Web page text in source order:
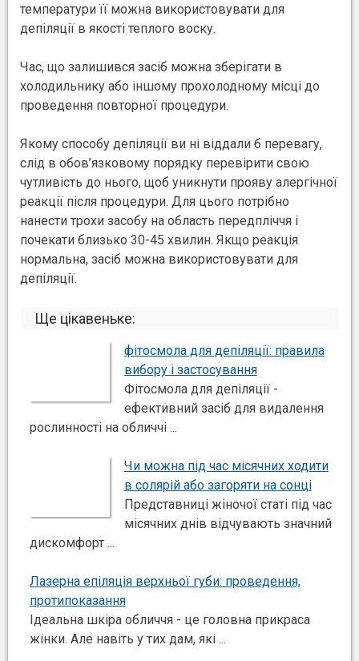
температури її можна використовувати для
депіляції в якості теплого воску.
Час, що залишився засіб можна зберігати в
холодильнику або іншому прохолодному місці до
проведення повторної процедури.
Якому способу депіляції ви ні віддали б перевагу,
слід в обов’язковому порядку перевірити свою
чутливість до нього, щоб уникнути прояву алергічної
реакції після процедури. Для цього потрібно
нанести трохи засобу на область передпліччя і
почекати близько 30-45 хвилин. Якщо реакція
нормальна, засіб можна використовувати для
депіляції.
Ще цікавеньке:
фітосмола для депіляції: правила
вибору і застосування
Фітосмола для депіляції -
ефективний засіб для видалення
рослинності на обличчі ...
Чи можна під час місячних ходити
в солярій або загоряти на сонці
Представниці жіночої статі під час
місячних днів відчувають значний
дискомфорт ...
Лазерна епіляція верхньої губи: проведення,
протипоказання
Ідеальна шкіра обличчя - це головна прикраса
жінки. Але навіть у тих дам, які ...